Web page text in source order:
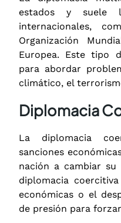
estados y suele
internacionales,
Organización
Europea. Este tipo
para abordar
climático, el
Diplomacia
La diplomacia
sanciones
nación a cambiar su
diplomacia
económicas o el
de presión para